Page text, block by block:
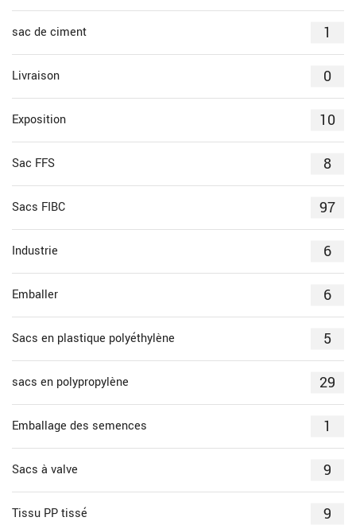
sac de ciment 1
Livraison 0
Exposition 10
Sac FFS 8
Sacs FIBC 97
Industrie 6
Emballer 6
Sacs en plastique polyéthylène 5
sacs en polypropylène 29
Emballage des semences 1
Sacs à valve 9
Tissu PP tissé 9